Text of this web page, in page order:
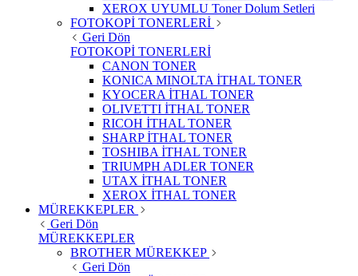
XEROX UYUMLU Toner Dolum Setleri
FOTOKOPİ TONERLERİ
Geri Dön
FOTOKOPİ TONERLERİ
CANON TONER
KONICA MINOLTA İTHAL TONER
KYOCERA İTHAL TONER
OLIVETTI İTHAL TONER
RICOH İTHAL TONER
SHARP İTHAL TONER
TOSHIBA İTHAL TONER
TRIUMPH ADLER TONER
UTAX İTHAL TONER
XEROX İTHAL TONER
MÜREKKEPLER
Geri Dön
MÜREKKEPLER
BROTHER MÜREKKEP
Geri Dön